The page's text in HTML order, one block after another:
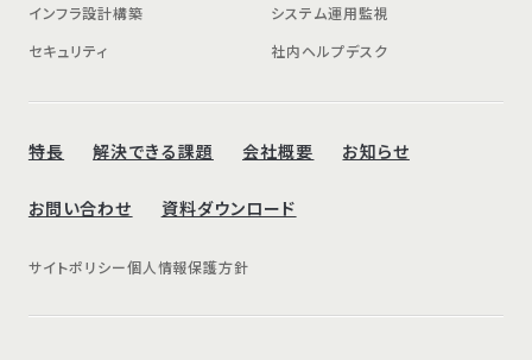
特長 解決できる課題 会社概要 お知らせ
お問い合わせ 資料ダウンロード
インフラ設計構築
システム運用監視
セキュリティ
社内ヘルプデスク
サイトポリシー個人情報保護方針